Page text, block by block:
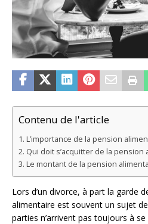
Contenu de l'article
L’importance de la pension
Qui doit s’acquitter de la pension
Le montant de la pension
Lors d’un divorce, à part la garde
alimentaire est souvent un sujet
parties n’arrivent pas toujours à